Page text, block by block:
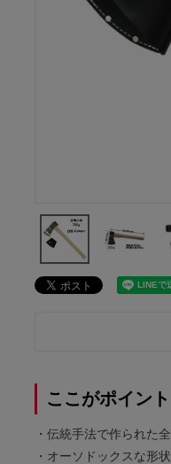
ここがポイント
・伝統手法で作られた全
・オーソドックスな形